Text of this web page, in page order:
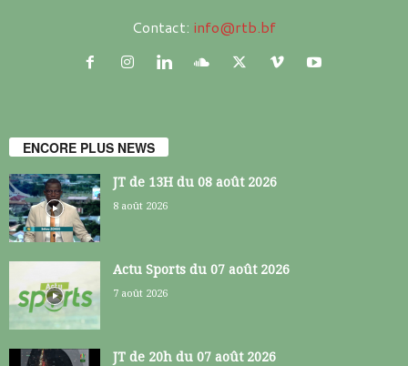
Contact: info@rtb.bf
ENCORE PLUS NEWS
JT de 13H du 08 août 2026
8 août 2026
Actu Sports du 07 août 2026
7 août 2026
JT de 20h du 07 août 2026